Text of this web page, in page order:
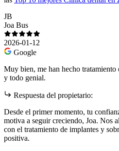
JB
Joa Bus
2026-01-12
Google
Muy bien, me han hecho tratamiento
y todo genial.
Respuesta del propietario:
Desde el primer momento, tu
motiva a seguir creciendo, Joa. Nos
con el tratamiento de implantes y
positiva.